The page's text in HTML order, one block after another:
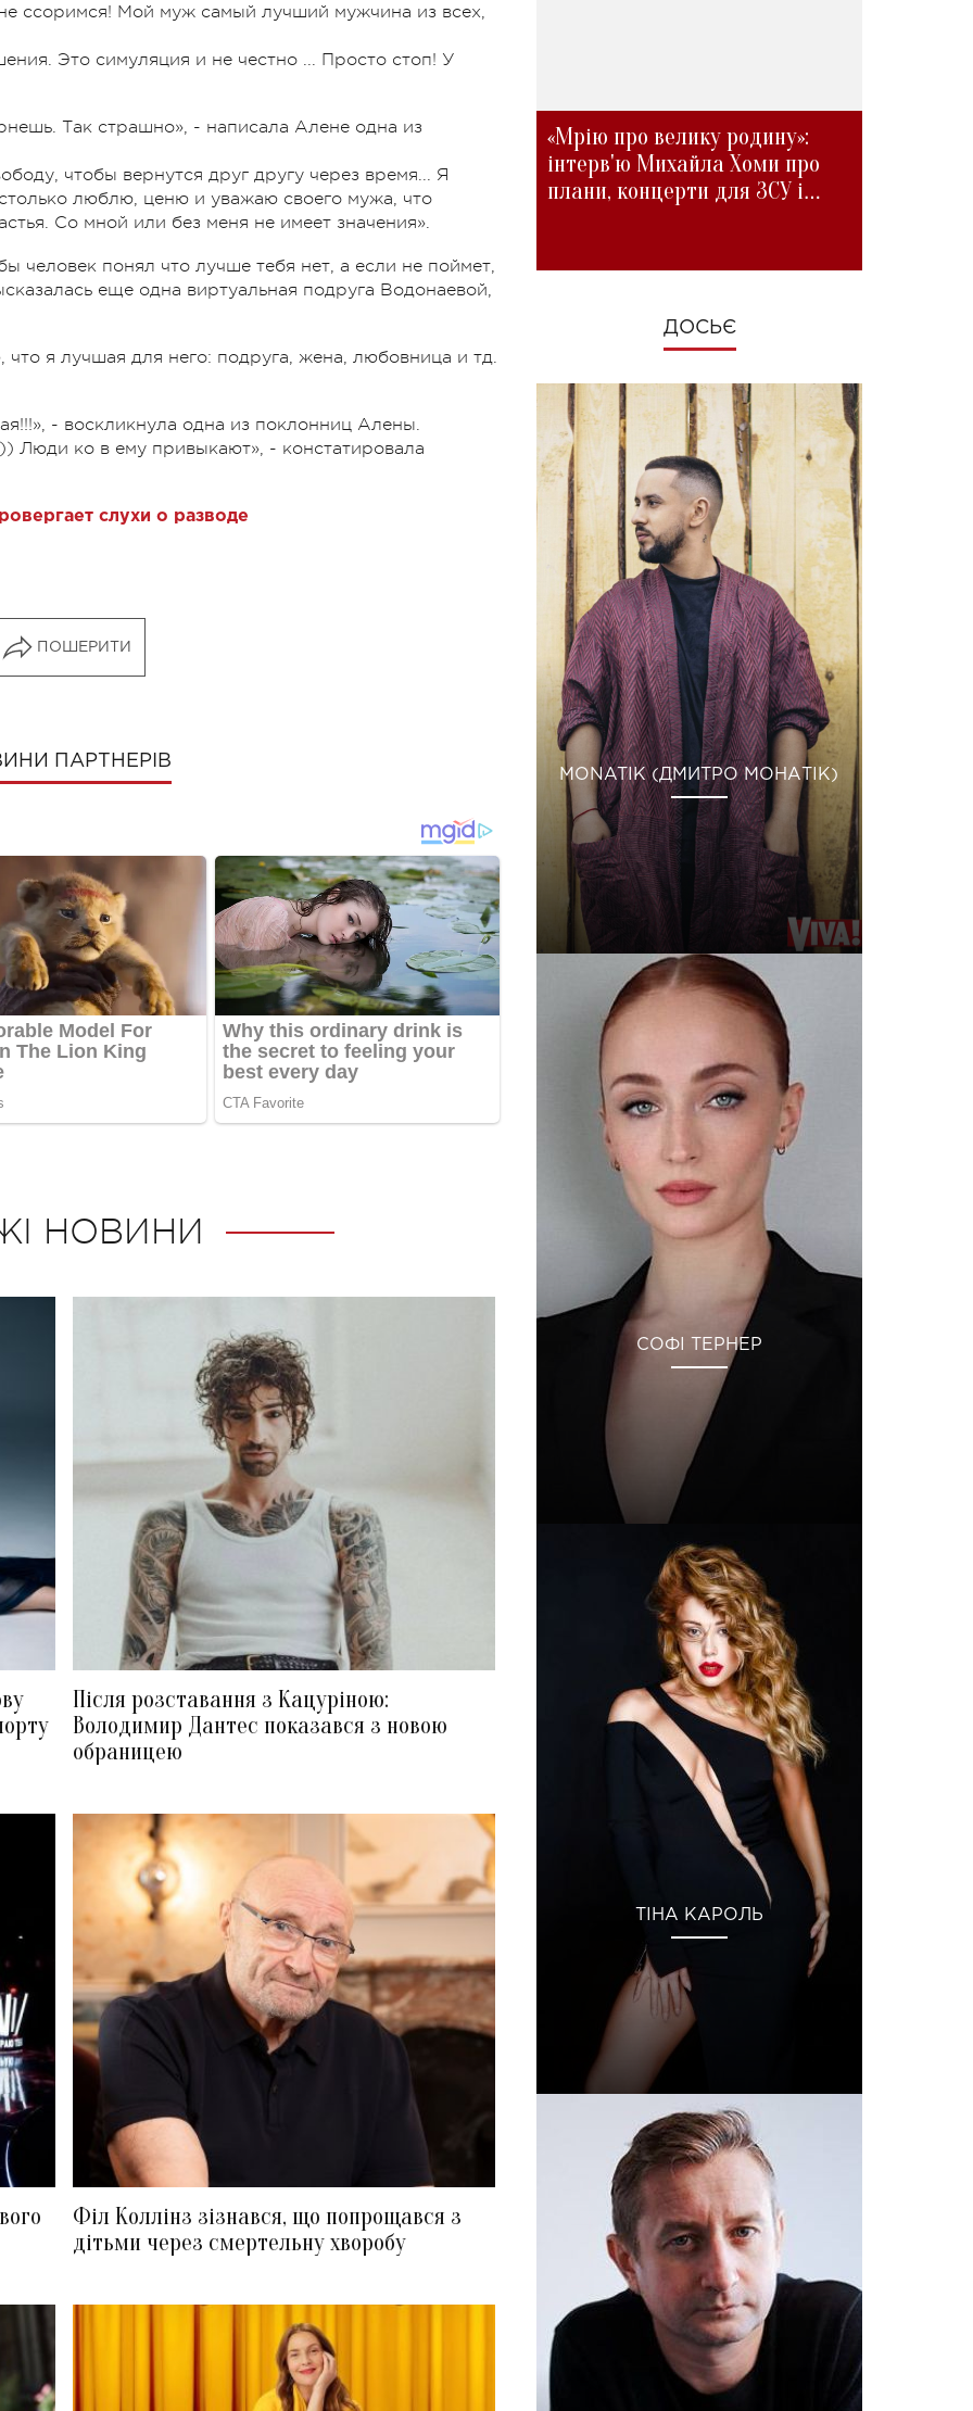
ссоримся! Мой муж самый лучший мужчина из всех,
Это симуляция и не честно ... Просто стоп! У
Так страшно», - написала Алене одна из
чтобы вернутся друг другу через время... Я
люблю, ценю и уважаю своего мужа, что
Со мной или без меня не имеет значения».
человек понял что лучше тебя нет, а если не поймет,
еще одна виртуальная подруга Водонаевой,
что я лучшая для него: подруга, жена, любовница и тд.
- воскликнула одна из поклонниц Алены.
Люди ко в ему привыкают», - констатировала
слухи о разводе
ПОШЕРИТИ
ПАРТНЕРІВ
НОВИНИ
Після розставання з Кацуріною:
Володимир Дантес показався з новою
обраницею
Філ Коллінз зізнався, що попрощався з
дітьми через смертельну хворобу
«Мрію про велику родину»:
інтерв'ю Михайла Хоми про
плани, концерти для ЗСУ і
ДОСЬЄ
MONATIK (ДМИТРО МОНАТІК)
СОФІ ТЕРНЕР
ТІНА КАРОЛЬ